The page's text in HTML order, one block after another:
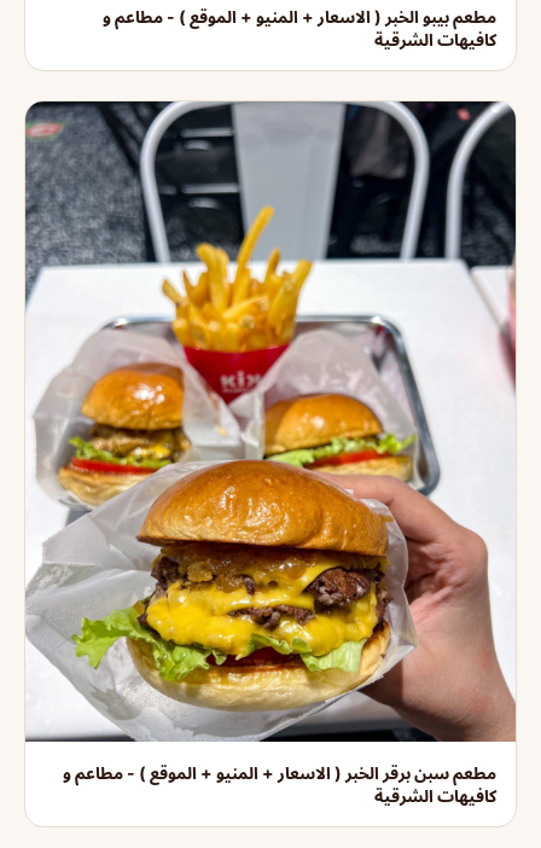
مطعم بيبو الخبر ( الاسعار + المنيو + الموقع ) - مطاعم و
كافيهات الشرقية
مطعم سبن برقر الخبر ( الاسعار + المنيو + الموقع ) - مطاعم و
كافيهات الشرقية